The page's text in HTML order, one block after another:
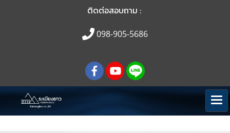
ติดต่อสอบถาม :
098-905-5686